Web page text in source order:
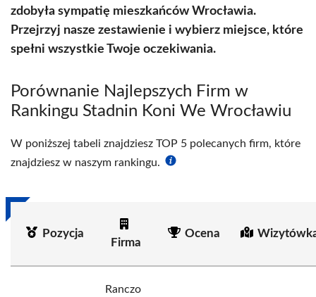
zdobyła sympatię mieszkańców Wrocławia.
Przejrzyj nasze zestawienie i wybierz miejsce, które
spełni wszystkie Twoje oczekiwania.
Porównanie Najlepszych Firm w
Rankingu Stadnin Koni We Wrocławiu
W poniższej tabeli znajdziesz TOP 5 polecanych firm, które
znajdziesz w naszym rankingu.
Pozycja
Firma
Ocena
Ranczo